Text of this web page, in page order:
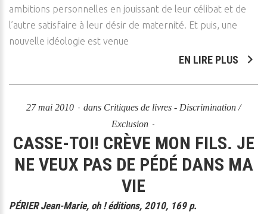
ambitions personnelles en jouissant de leur célibat et de
l’autre satisfaire à leur désir de maternité. Et puis, une
nouvelle idéologie est venue
EN LIRE PLUS
27 mai 2010 dans Critiques de livres - Discrimination /
Exclusion
CASSE-TOI! CRÈVE MON FILS. JE
NE VEUX PAS DE PÉDÉ DANS MA
VIE
PÉRIER Jean-Marie, oh ! éditions, 2010, 169 p.